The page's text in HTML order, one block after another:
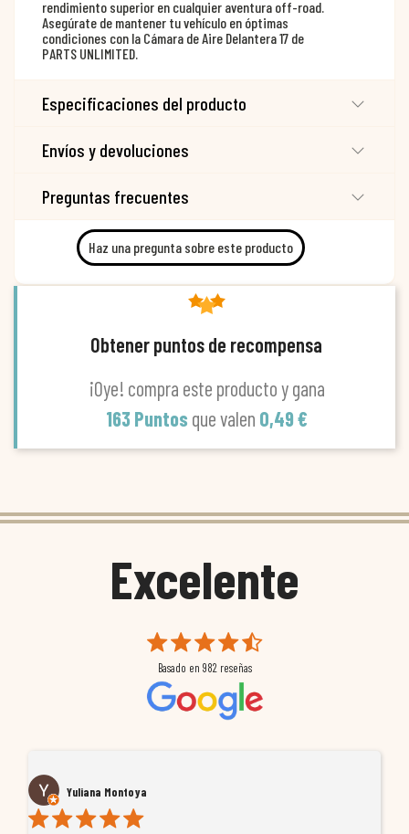
rendimiento superior en cualquier aventura off-road.
Asegúrate de mantener tu vehículo en óptimas
condiciones con la Cámara de Aire Delantera 17 de
PARTS UNLIMITED.
Especificaciones del producto
Envíos y devoluciones
Preguntas frecuentes
Haz una pregunta sobre este producto
Obtener puntos de recompensa
¡Oye! compra este producto y gana
163 Puntos que valen 0,49 €
Excelente
Basado en 982 reseñas
Yuliana Montoya